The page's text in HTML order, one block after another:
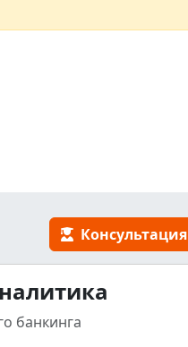
Консультация
банкинга